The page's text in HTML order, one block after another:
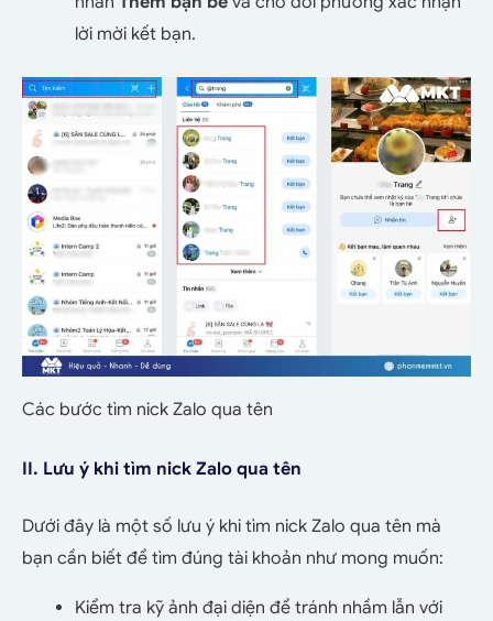
lời mời kết bạn.
Các bước tìm nick Zalo qua tên
II. Lưu ý khi tìm nick Zalo qua tên
Dưới đây là một số lưu ý khi tìm nick Zalo qua tên mà
bạn cần biết để tìm đúng tài khoản như mong muốn:
Kiểm tra kỹ ảnh đại diện để tránh nhầm lẫn với